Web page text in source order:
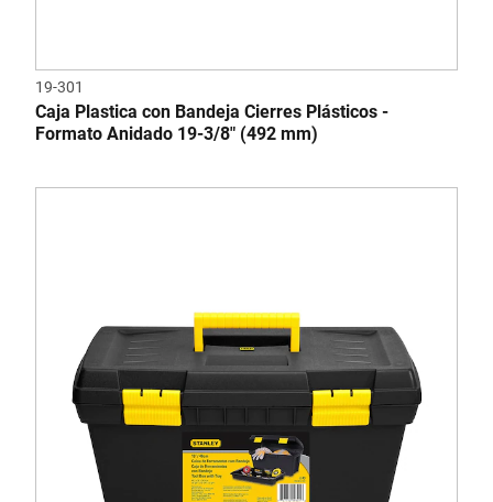
19-301
Caja Plastica con Bandeja Cierres Plásticos -
Formato Anidado 19-3/8" (492 mm)